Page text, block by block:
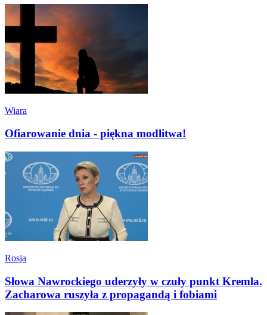
Wiara
Ofiarowanie dnia - piękna modlitwa!
Rosja
Słowa Nawrockiego uderzyły w czuły punkt Kremla.
Zacharowa ruszyła z propagandą i fobiami